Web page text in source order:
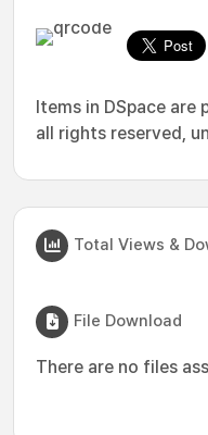
Items in DSpace
all rights reserved,
Total Views &
File Download
There are no files